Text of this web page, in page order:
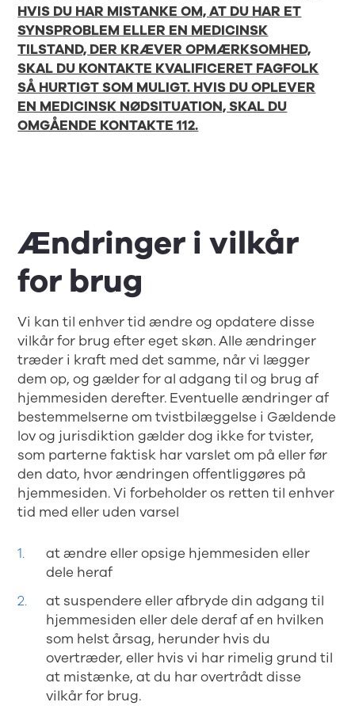
HVIS DU HAR MISTANKE OM, AT DU HAR ET
SYNSPROBLEM ELLER EN MEDICINSK
TILSTAND, DER KRÆVER OPMÆRKSOMHED,
SKAL DU KONTAKTE KVALIFICERET FAGFOLK
SÅ HURTIGT SOM MULIGT. HVIS DU OPLEVER
EN MEDICINSK NØDSITUATION, SKAL DU
OMGÅENDE KONTAKTE 112.
Ændringer i vilkår
for brug
Vi kan til enhver tid ændre og opdatere disse
vilkår for brug efter eget skøn. Alle ændringer
træder i kraft med det samme, når vi lægger
dem op, og gælder for al adgang til og brug af
hjemmesiden derefter. Eventuelle ændringer af
bestemmelserne om tvistbilæggelse i Gældende
lov og jurisdiktion gælder dog ikke for tvister,
som parterne faktisk har varslet om på eller før
den dato, hvor ændringen offentliggøres på
hjemmesiden. Vi forbeholder os retten til enhver
tid med eller uden varsel
at ændre eller opsige hjemmesiden eller
dele heraf
at suspendere eller afbryde din adgang til
hjemmesiden eller dele deraf af en hvilken
som helst årsag, herunder hvis du
overtræder, eller hvis vi har rimelig grund til
at mistænke, at du har overtrådt disse
vilkår for brug.